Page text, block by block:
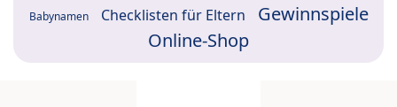
Babynamen Checklisten für Eltern
Gewinnspiele
Online-Shop